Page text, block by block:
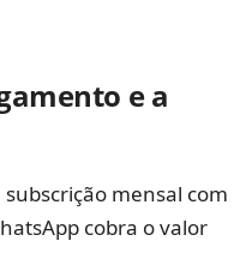
e a
mensal com
cobra o valor